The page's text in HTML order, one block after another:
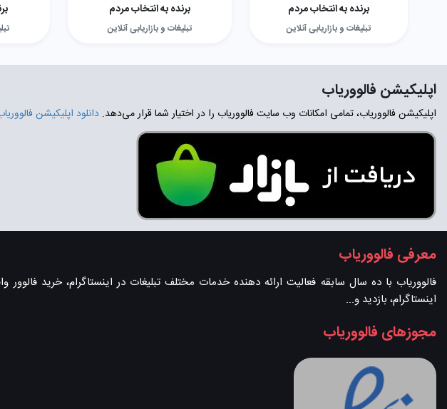
برنده به انتخاب مردم
تبلیغات و بازاریابی آنلاین
برنده به انتخاب مردم
تبلیغات و بازاریابی آنلاین
اپلیکیشن فالووریاب
اپلیکیشن فالووریاب، تمامی امکانات وب سایت فالووریاب را در اختیار شما قرار می‌دهد. دانلود اپلیکیشن
معرفی فالووریاب
فالووریاب با ده سال سابقه فعالیت ارائه دهنده خدمات مختلف تبلیغات در اینستاگرام، خرید فالوور
اینستاگرام، بازدید و...
مجوزهای فالووریاب